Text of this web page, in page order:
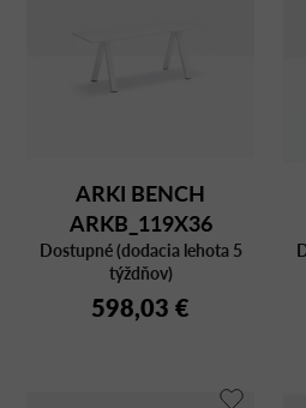
ARKI BENCH
ARKB_119X36
Dostupné (dodacia lehota 5
týždňov)
598,03 €